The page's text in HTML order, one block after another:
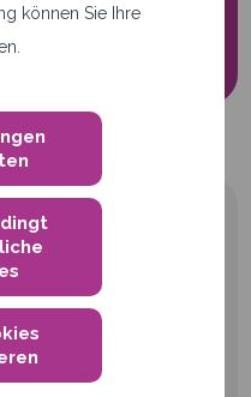
können Sie Ihre